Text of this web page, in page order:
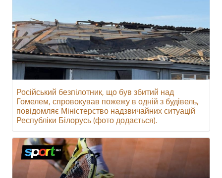
Російський безпілотник, що був збитий над
Гомелем, спровокував пожежу в одній з будівель,
повідомляє Міністерство надзвичайних ситуацій
Республіки Білорусь (фото додається).